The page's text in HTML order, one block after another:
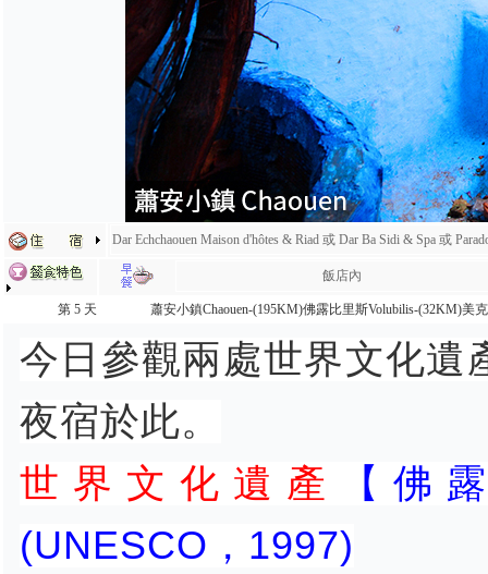
Dar Echchaouen Maison d'hôtes & Riad 或 Dar Ba Sidi & Spa 或
飯店內
第 5 天 蕭安小鎮Chaouen-(195KM)佛露比里斯Volubilis-(32KM)美
今日參觀兩處世界文化遺
夜宿於此。
世界文化遺產
【佛
(UNESCO，1997)